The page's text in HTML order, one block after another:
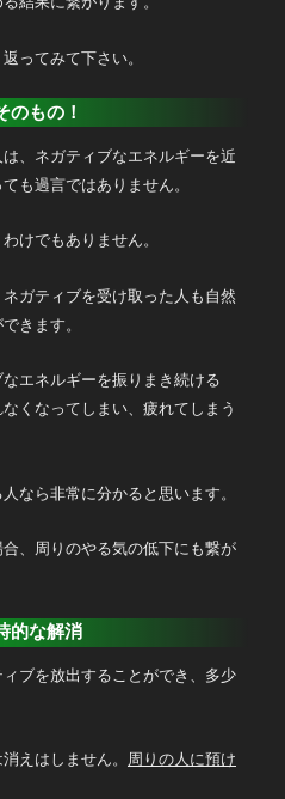
ってみて下さい。
のもの！
、ネガティブなエネルギーを近
も過言ではありません。
けでもありません。
ガティブを受け取った人も自然
きます。
エネルギーを振りまき続ける
くなってしまい、疲れてしまう
なら非常に分かると思います。
、周りのやる気の低下にも繋が
的な解消
ブを放出することができ、多少
えはしません。 周りの人に預け